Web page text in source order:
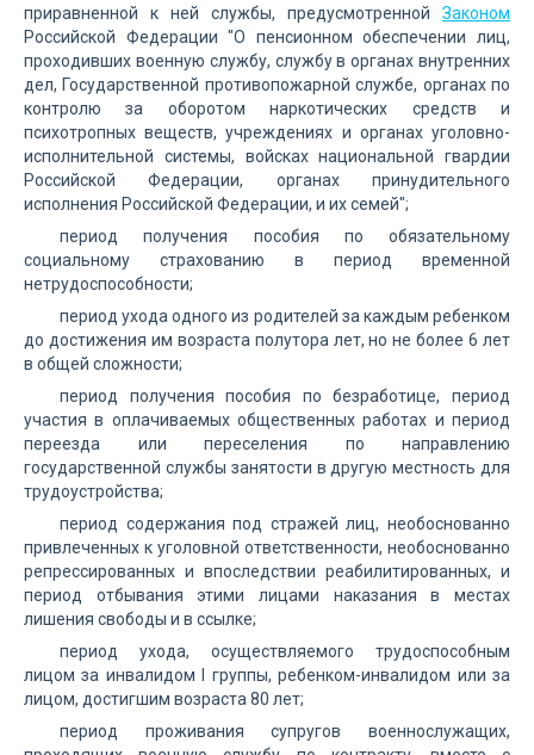
приравненной к ней службы, предусмотренной Законом
Российской Федерации "О пенсионном обеспечении лиц,
проходивших военную службу, службу в органах внутренних
дел, Государственной противопожарной службе, органах по
контролю за оборотом наркотических средств и
психотропных веществ, учреждениях и органах уголовно-
исполнительной системы, войсках национальной гвардии
Российской Федерации, органах принудительного
исполнения Российской Федерации, и их семей";
период получения пособия по обязательному
социальному страхованию в период временной
нетрудоспособности;
период ухода одного из родителей за каждым ребенком
до достижения им возраста полутора лет, но не более 6 лет
в общей сложности;
период получения пособия по безработице, период
участия в оплачиваемых общественных работах и период
переезда или переселения по направлению
государственной службы занятости в другую местность для
трудоустройства;
период содержания под стражей лиц, необоснованно
привлеченных к уголовной ответственности, необоснованно
репрессированных и впоследствии реабилитированных, и
период отбывания этими лицами наказания в местах
лишения свободы и в ссылке;
период ухода, осуществляемого трудоспособным
лицом за инвалидом I группы, ребенком-инвалидом или за
лицом, достигшим возраста 80 лет;
период проживания супругов военнослужащих,